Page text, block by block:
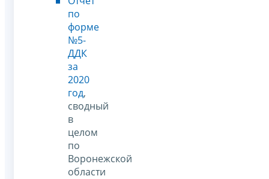
по
форме
№5-
ДДК
за
2020
год,
сводный
в
целом
по
Воронежской
области